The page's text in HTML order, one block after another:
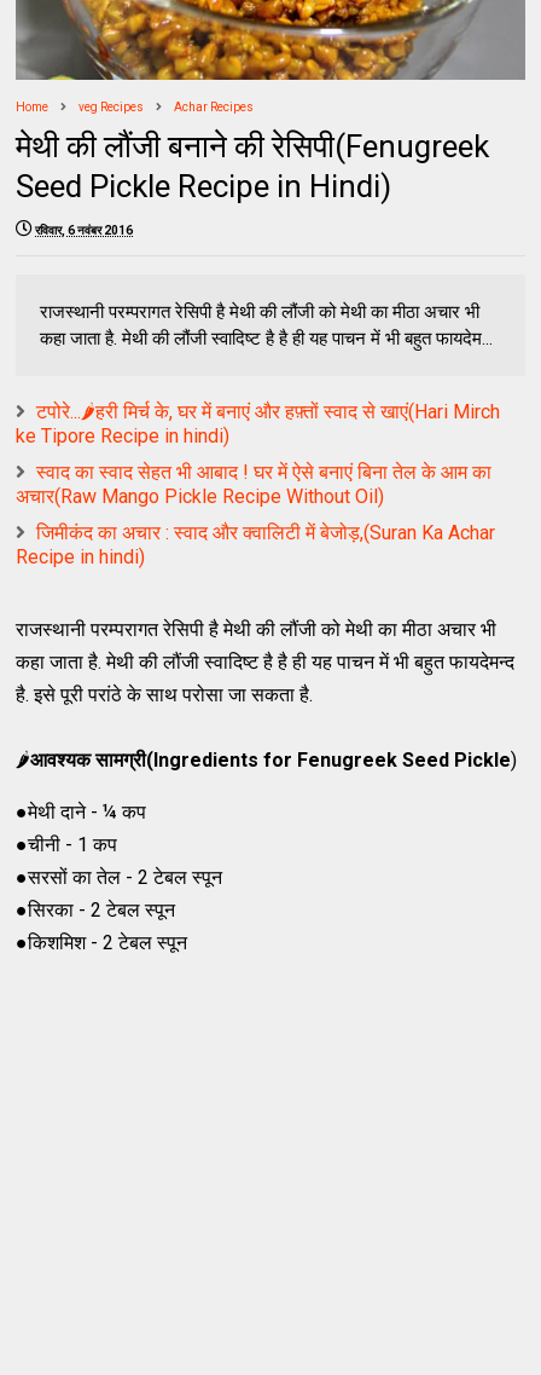
Home veg Recipes Achar Recipes
मेथी की लौंजी बनाने की रेसिपी(Fenugreek
Seed Pickle Recipe in Hindi)
रविवार, 6 नवंबर 2016
राजस्थानी परम्परागत रेसिपी है मेथी की लौंजी को मेथी का मीठा अचार भी
कहा जाता है. मेथी की लौंजी स्वादिष्ट है है ही यह पाचन में भी बहुत फायदेम...
टपोरे...🌶हरी मिर्च के, घर में बनाएं और हफ़्तों स्वाद से खाएं(Hari Mirch
ke Tipore Recipe in hindi)
स्वाद का स्वाद सेहत भी आबाद ! घर में ऐसे बनाएं बिना तेल के आम का
अचार(Raw Mango Pickle Recipe Without Oil)
जिमीकंद का अचार : स्वाद और क्वालिटी में बेजोड़,(Suran Ka Achar
Recipe in hindi)
राजस्थानी परम्परागत रेसिपी है मेथी की लौंजी को मेथी का मीठा अचार भी
कहा जाता है. मेथी की लौंजी स्वादिष्ट है है ही यह पाचन में भी बहुत फायदेमन्द
है. इसे पूरी परांठे के साथ परोसा जा सकता है.
🌶आवश्यक सामग्री(Ingredients for Fenugreek Seed Pickle)
●मेथी दाने - ¼ कप
●चीनी - 1 कप
●सरसों का तेल - 2 टेबल स्पून
●सिरका - 2 टेबल स्पून
●किशमिश - 2 टेबल स्पून